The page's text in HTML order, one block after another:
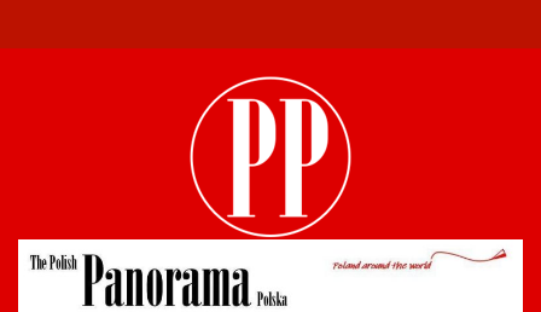
to